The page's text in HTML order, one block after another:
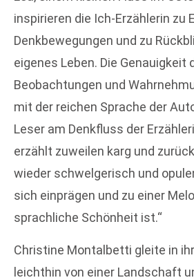
inspirieren die Ich-Erzählerin zu
Denkbewegungen und zu
eigenes Leben. Die Genauigkeit
Beobachtungen und
mit der reichen Sprache der
Leser am Denkfluss der
erzählt zuweilen karg und
wieder schwelgerisch und
sich einprägen und zu einer
sprachliche Schönheit ist.“
Christine Montalbetti gleite in
leichthin von einer Landschaft